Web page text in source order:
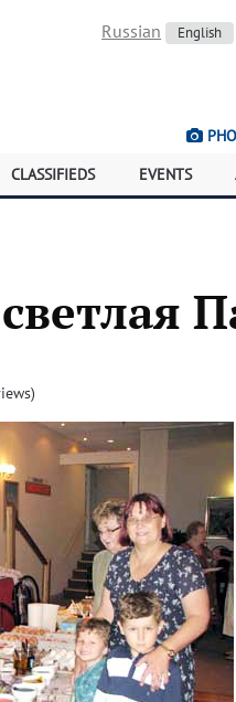
Russian English
CLASSIFIEDS EVENTS